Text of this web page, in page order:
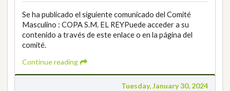
Se ha publicado el siguiente comunicado del Comité
Masculino : COPA S.M. EL REYPuede acceder a su
contenido a través de este enlace o en la página del
comité.
Continue reading
Tuesday, January 30, 2024